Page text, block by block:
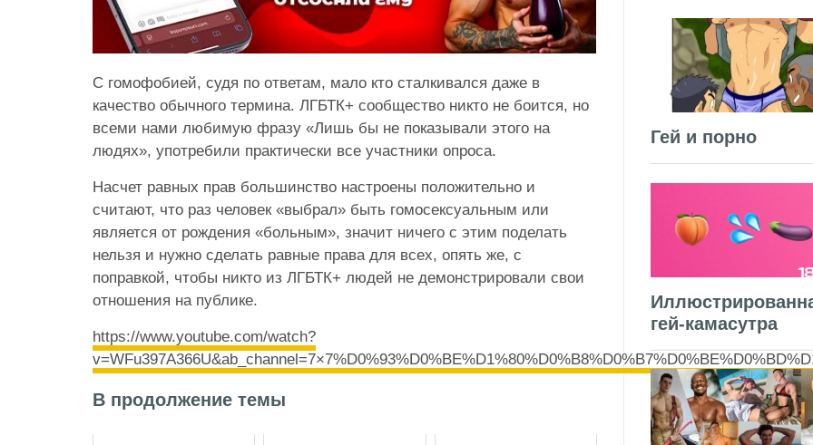
С гомофобией, судя по ответам, мало кто сталкивался даже в
качество обычного термина. ЛГБТК+ сообщество никто не боится, но
всеми нами любимую фразу «Лишь бы не показывали этого на
людях», употребили практически все участники опроса.
Насчет равных прав большинство настроены положительно и
считают, что раз человек «выбрал» быть гомосексуальным или
является от рождения «больным», значит ничего с этим поделать
нельзя и нужно сделать равные права для всех, опять же, с
поправкой, чтобы никто из ЛГБТК+ людей не демонстрировали свои
отношения на публике.
https://www.youtube.com/watch?
В продолжение темы
Гей и порно
гей-камасутра